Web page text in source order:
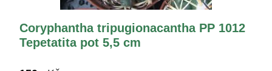
Coryphantha tripugionacantha PP 1012
Tepetatita pot 5,5 cm